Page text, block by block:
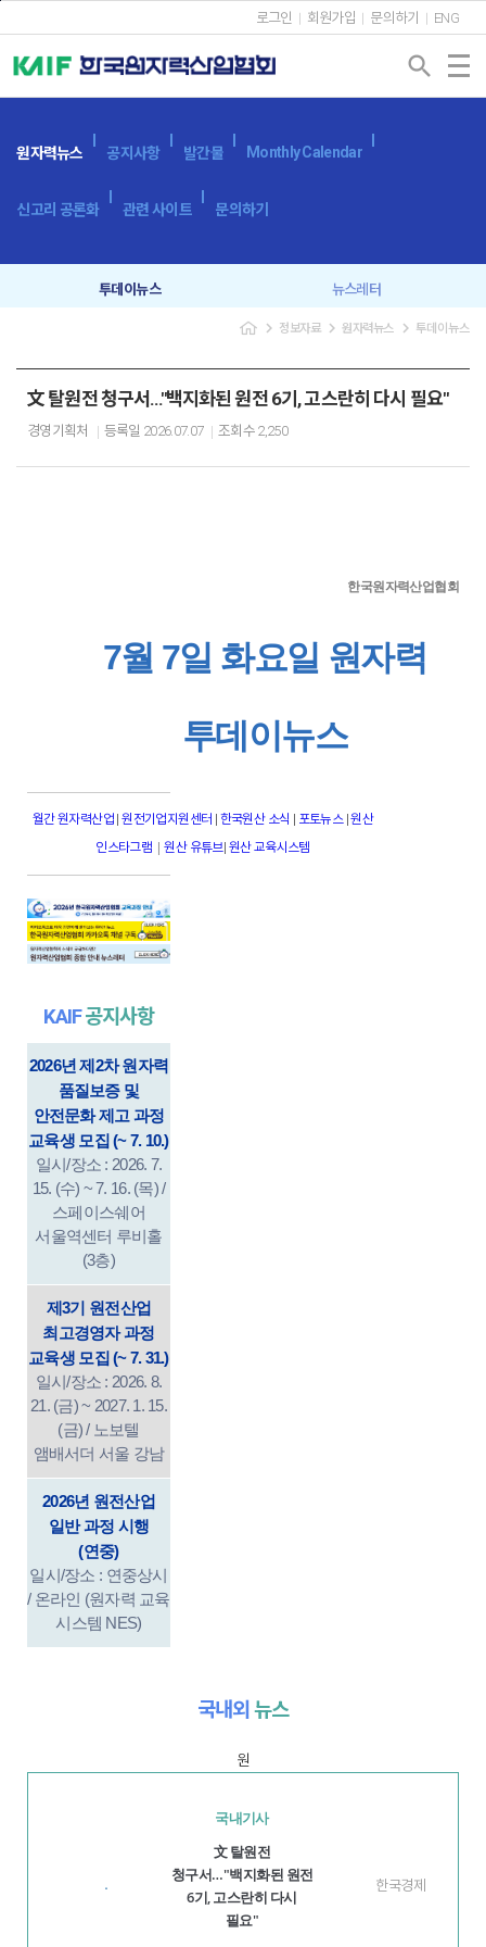
로그인 회원가입 문의하기 ENG
search
원자력뉴스 공지사항 발간물 Monthly Calendar
신고리 공론화 관련 사이트 문의하기
투데이뉴스 뉴스레터
navigate_next 정보자료 navigate_next원자력뉴스 navigate_next 투데이뉴스
文 탈원전 청구서…"백지화된 원전 6기, 고스란히 다시 필요"
경영기획처 등록일 2026.07.07 조회수 2,250
한국원자력산업협회
7월 7일 화요일 원자력
투데이뉴스
월간 원자력산업 |원전기업지원센터 | 한국원산 소식 | 포토뉴스 |원산
인스타그램 |원산 유튜브| 원산 교육시스템
KAIF공지사항
2026년 제2차 원자력
품질보증 및
안전문화 제고 과정
교육생 모집 (~ 7. 10.)
일시/장소 : 2026. 7.
15. (수) ~ 7. 16. (목) /
스페이스쉐어
서울역센터 루비홀
(3층)
제3기 원전산업
최고경영자 과정
교육생 모집 (~ 7. 31.)
일시/장소 : 2026. 8.
21. (금) ~ 2027. 1. 15.
(금) / 노보텔
앰배서더 서울 강남
2026년 원전산업
일반 과정 시행
(연중)
일시/장소 : 연중상시
/ 온라인 (원자력 교육
시스템 NES)
국내외 뉴스
원
국내기사
·
文 탈원전
청구서…"백지화된 원전
6기, 고스란히 다시
필요"
한국경제